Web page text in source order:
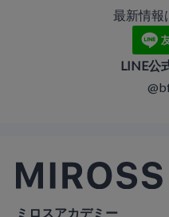
最新情報
LINE公
ミロスアカデミー